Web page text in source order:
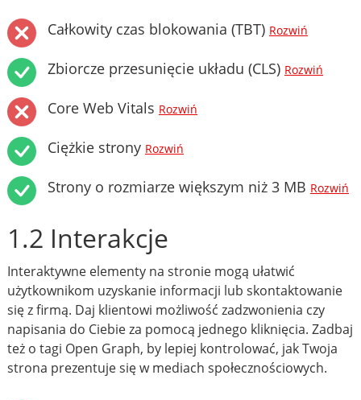
Całkowity czas blokowania (TBT) Rozwiń
Zbiorcze przesunięcie układu (CLS) Rozwiń
Core Web Vitals Rozwiń
Ciężkie strony Rozwiń
Strony o rozmiarze większym niż 3 MB Rozwiń
1.2 Interakcje
Interaktywne elementy na stronie mogą ułatwić
użytkownikom uzyskanie informacji lub skontaktowanie
się z firmą. Daj klientowi możliwość zadzwonienia czy
napisania do Ciebie za pomocą jednego kliknięcia. Zadbaj
też o tagi Open Graph, by lepiej kontrolować, jak Twoja
strona prezentuje się w mediach społecznościowych.